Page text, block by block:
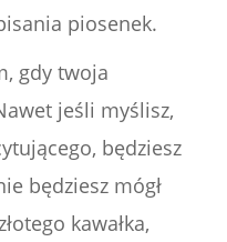
piosenek.
gdy twoja
jeśli myślisz,
będziesz
będziesz mógł
kawałka,